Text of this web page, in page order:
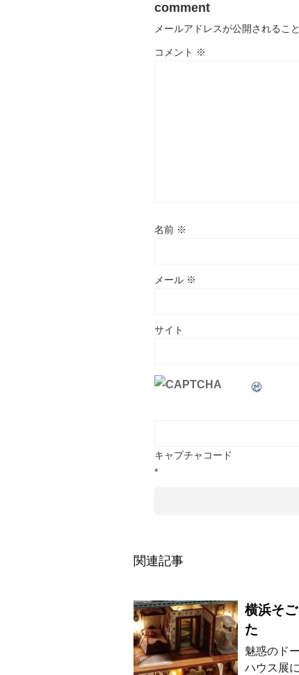
comment
メールアドレスが公開されるこ
コメント ※
名前 ※
メール ※
サイト
キャプチャコード
*
関連記事
横浜そ
た
魅惑のド
ハウス展